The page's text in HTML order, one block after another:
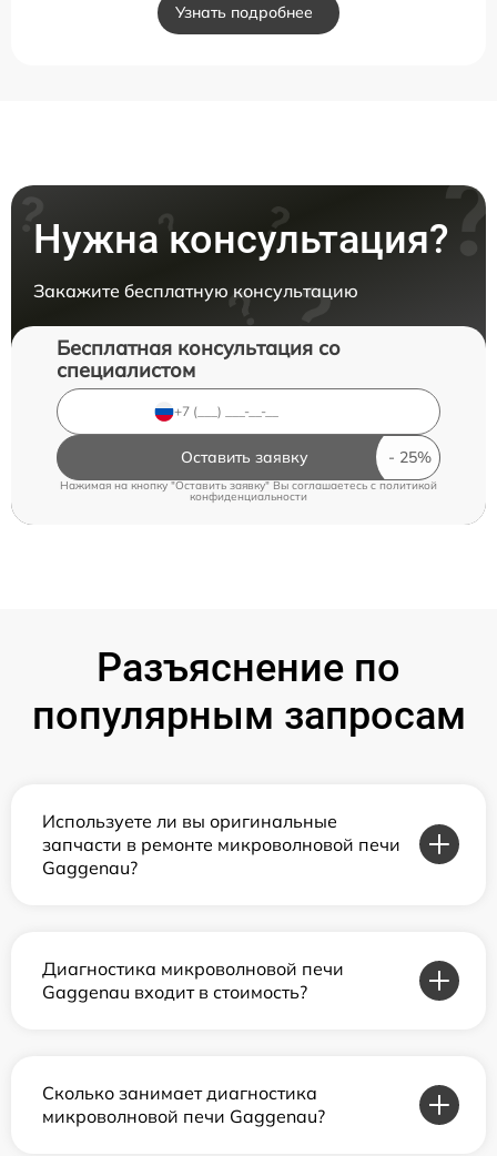
Узнать подробнее
Нужна консультация?
Закажите бесплатную консультацию
Бесплатная консультация со
специалистом
Оставить заявку
Нажимая на кнопку "Оставить заявку" Вы соглашаетесь cполитикой
конфиденциальности
Разъяснение по
популярным запросам
Используете ли вы оригинальные
запчасти в ремонте микроволновой печи
Gaggenau?
Диагностика микроволновой печи
Gaggenau входит в стоимость?
Сколько занимает диагностика
микроволновой печи Gaggenau?